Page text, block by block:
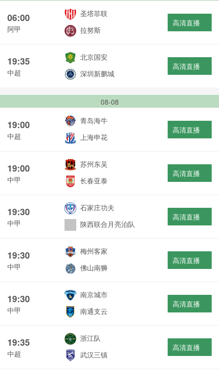
06:00
阿甲
圣塔菲联
拉努斯
高清直播
19:35
中超
北京国安
深圳新鹏城
高清直播
08-08
19:00
中超
青岛海牛
上海申花
高清直播
19:00
中甲
苏州东吴
长春亚泰
高清直播
19:30
中甲
石家庄功夫
陕西联合月亮泊队
高清直播
19:30
中甲
梅州客家
佛山南狮
高清直播
19:30
中甲
南京城市
南通支云
高清直播
19:35
中超
浙江队
武汉三镇
高清直播